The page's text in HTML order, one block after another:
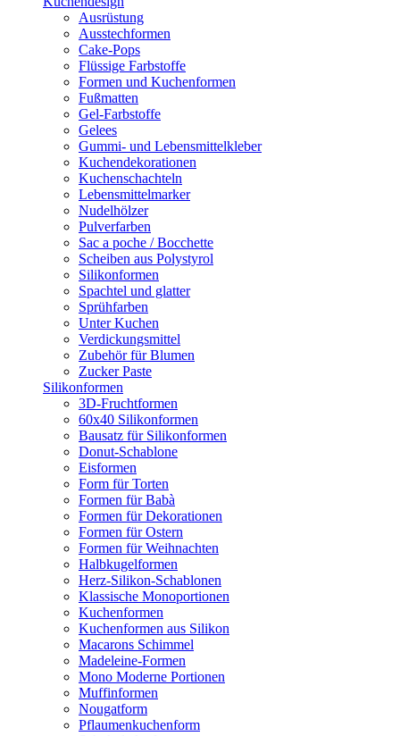
Ausrüstung
Ausstechformen
Cake-Pops
Flüssige Farbstoffe
Formen und Kuchenformen
Fußmatten
Gel-Farbstoffe
Gelees
Gummi- und Lebensmittelkleber
Kuchendekorationen
Kuchenschachteln
Lebensmittelmarker
Nudelhölzer
Pulverfarben
Sac a poche / Bocchette
Scheiben aus Polystyrol
Silikonformen
Spachtel und glatter
Sprühfarben
Unter Kuchen
Verdickungsmittel
Zubehör für Blumen
Zucker Paste
Silikonformen
3D-Fruchtformen
60x40 Silikonformen
Bausatz für Silikonformen
Donut-Schablone
Eisformen
Form für Torten
Formen für Babà
Formen für Dekorationen
Formen für Ostern
Formen für Weihnachten
Halbkugelformen
Herz-Silikon-Schablonen
Klassische Monoportionen
Kuchenformen
Kuchenformen aus Silikon
Macarons Schimmel
Madeleine-Formen
Mono Moderne Portionen
Muffinformen
Nougatform
Pflaumenkuchenform